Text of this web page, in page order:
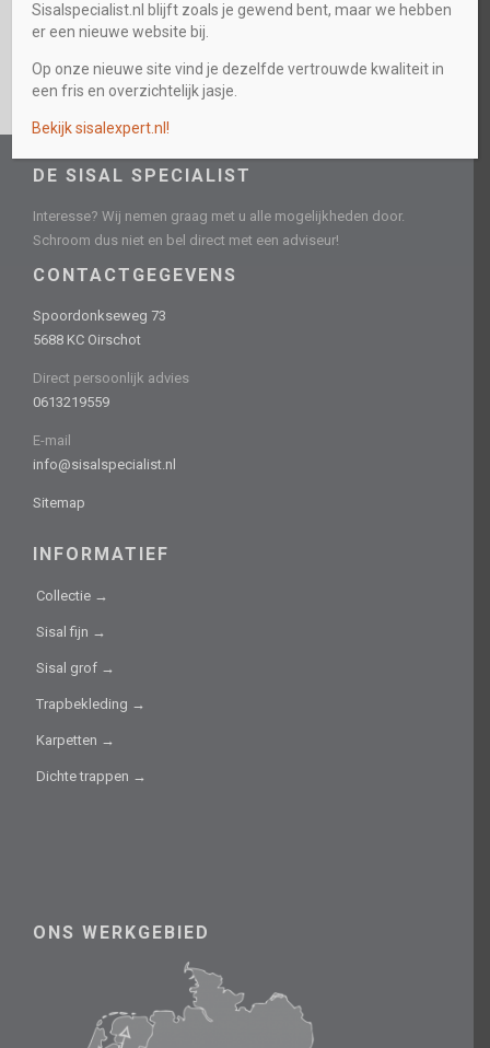
Jabo Fijn 9421-630 Jabo Fijn 9421-650
DE SISAL SPECIALIST
Interesse? Wij nemen graag met u alle mogelijkheden door.
Schroom dus niet en bel direct met een adviseur!
CONTACTGEGEVENS
Spoordonkseweg 73
5688 KC Oirschot
Direct persoonlijk advies
0613219559
E-mail
info@sisalspecialist.nl
Sitemap
INFORMATIEF
Collectie →
Sisal fijn →
Sisal grof →
Trapbekleding →
Karpetten →
Dichte trappen →
ONS WERKGEBIED
Sisalspecialist.nl blijft zoals je gewend bent, maar we hebben
er een nieuwe website bij.
Op onze nieuwe site vind je dezelfde vertrouwde kwaliteit in
een fris en overzichtelijk jasje.
Bekijk sisalexpert.nl!